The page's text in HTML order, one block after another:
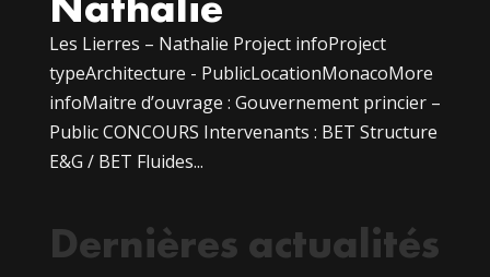
Les Lierres – Nathalie Project infoProject
typeArchitecture - PublicLocationMonacoMore
infoMaitre d’ouvrage : Gouvernement princier –
Public CONCOURS Intervenants : BET Structure
E&G / BET Fluides...
Dernières actualités